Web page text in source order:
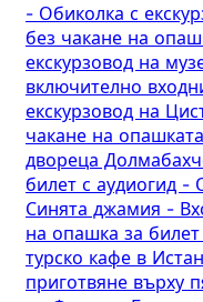
- Обиколка с
без чакане на
екскурзовод на
включително
екскурзовод на
чакане на
двореца
билет с аудиогид -
Синята джамия -
на опашка за билет
турско кафе в
приготвяне върху